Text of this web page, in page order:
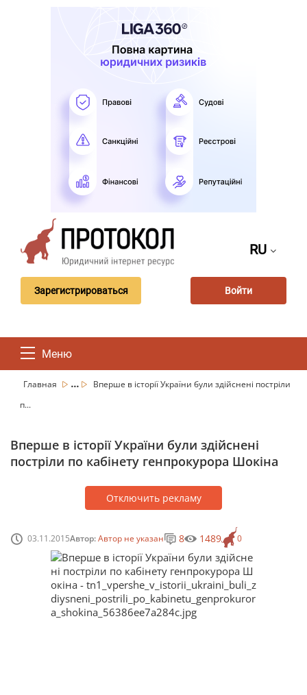
RU
Зарегистрироваться Войти
Меню
Главная ...
Вперше в історії України були здійснені постріли
п...
Вперше в історії України були здійснені
постріли по кабінету генпрокурора Шокіна
Отключить рекламу
03.11.2015Автор:Автор не указан 0
8 1489